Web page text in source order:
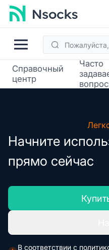
Справочный
центр
Часто
Начните
прямо сейчас
В соответствии с